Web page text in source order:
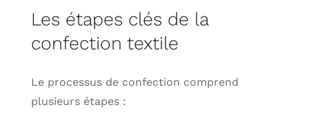
Les étapes clés de la
confection textile
Le processus de confection comprend
plusieurs étapes :